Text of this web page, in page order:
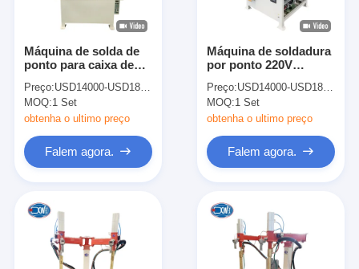
Máquina de solda de
ponto para caixa de
Preço:USD14000-USD18000
MOQ:1 Set
obtenha o ultimo preço
Falem agora.
Máquina de soldadura
por ponto 220V
de soldadura por
ponto para caixa de
painel elétrico
Preço:USD14000-USD18000
MOQ:1 Set
obtenha o ultimo preço
Falem agora.